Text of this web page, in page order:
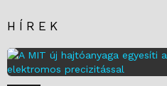
HÍREK